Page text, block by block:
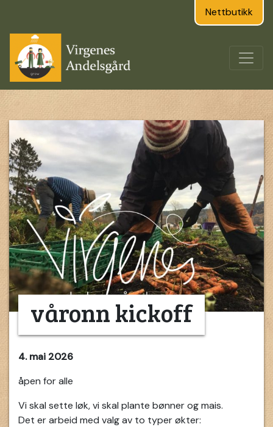
Nettbutikk
våronn kickoff
4. mai 2026
åpen for alle
Vi skal sette løk, vi skal plante bønner og mais.
Det er arbeid med valg av to typer økter: